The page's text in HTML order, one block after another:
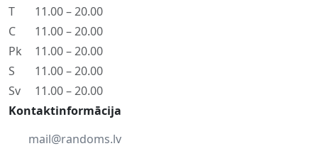
T
11.00 – 20.00
C
11.00 – 20.00
Pk
11.00 – 20.00
S
11.00 – 20.00
Sv
11.00 – 20.00
Kontaktinformācija
mail@randoms.lv